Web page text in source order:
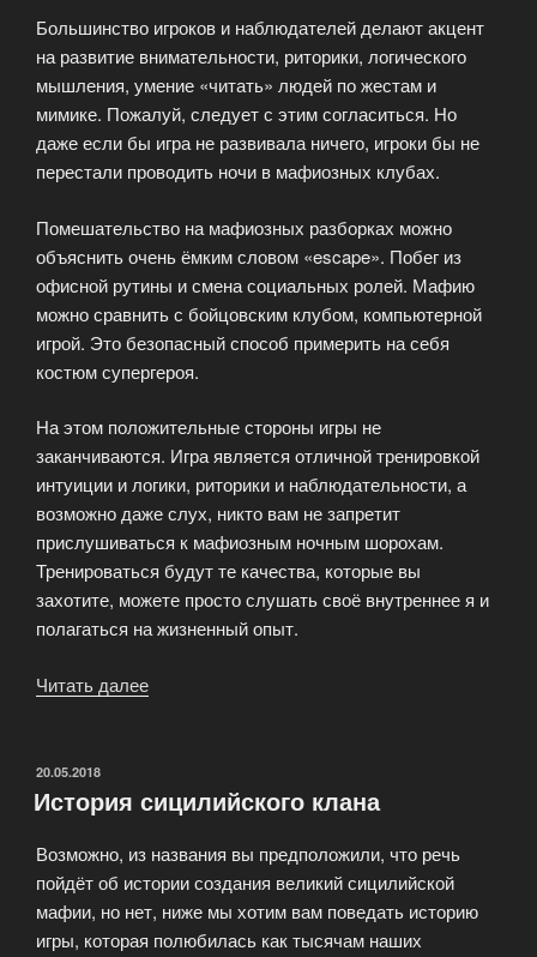
Большинство игроков и наблюдателей делают акцент
на развитие внимательности, риторики, логического
мышления, умение «читать» людей по жестам и
мимике. Пожалуй, следует с этим согласиться. Но
даже если бы игра не развивала ничего, игроки бы не
перестали проводить ночи в мафиозных клубах.
Помешательство на мафиозных разборках можно
объяснить очень ёмким словом «escape». Побег из
офисной рутины и смена социальных ролей. Мафию
можно сравнить с бойцовским клубом, компьютерной
игрой. Это безопасный способ примерить на себя
костюм супергероя.
На этом положительные стороны игры не
заканчиваются. Игра является отличной тренировкой
интуиции и логики, риторики и наблюдательности, а
возможно даже слух, никто вам не запретит
прислушиваться к мафиозным ночным шорохам.
Тренироваться будут те качества, которые вы
захотите, можете просто слушать своё внутреннее я и
полагаться на жизненный опыт.
Читать далее
Мафия?»
ОПУБЛИКОВАНО
20.05.2018
История сицилийского клана
Возможно, из названия вы предположили, что речь
пойдёт об истории создания великий сицилийской
мафии, но нет, ниже мы хотим вам поведать историю
игры, которая полюбилась как тысячам наших